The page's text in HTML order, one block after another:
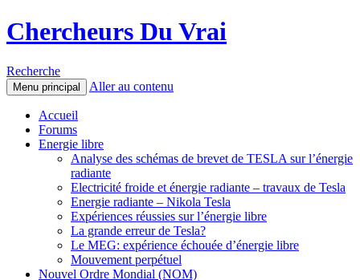
Chercheurs Du Vrai
Recherche
Menu principal Aller au contenu
Accueil
Forums
Energie libre
Analyse des schémas de brevet de TESLA sur l’énergie
radiante
Electricité froide et énergie radiante – travaux de Tesla
Energie radiante – Nikola Tesla
Expériences réussies sur l’énergie libre
La grande erreur de Tesla?
Le MEG: expérience échouée d’énergie libre
Mouvement perpétuel
Nouvel Ordre Mondial (NOM)